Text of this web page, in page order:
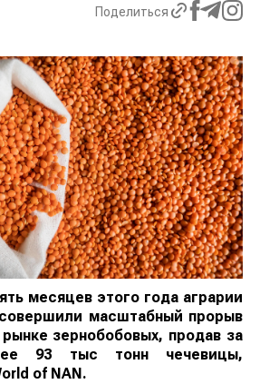
Поделиться
месяцев этого года аграрии
совершили масштабный прорыв
зернобобовых, продав за
93 тыс тонн чечевицы,
of NAN.